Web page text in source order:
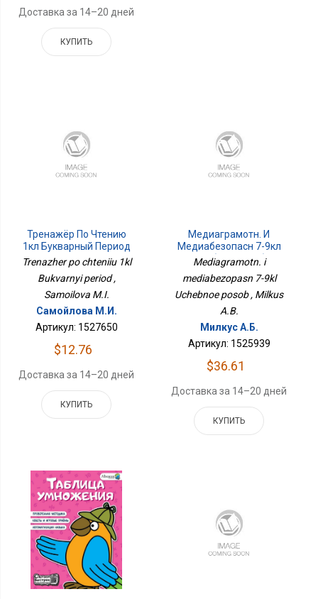
Доставка за 14–20 дней
КУПИТЬ
Тренажёр По Чтению
1кл Букварный Период
Trenazher po chteniiu 1kl
Bukvarnyi period ,
Samoilova M.I.
Самойлова М.И.
Артикул: 1527650
$12.76
Доставка за 14–20 дней
КУПИТЬ
Медиаграмотн. И
Медиабезопасн 7-9кл
Учебное Пособ
Mediagramotn. i
mediabezopasn 7-9kl
Uchebnoe posob , Milkus
A.B.
Милкус А.Б.
Артикул: 1525939
$36.61
Доставка за 14–20 дней
КУПИТЬ